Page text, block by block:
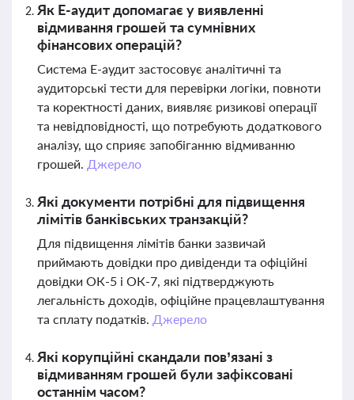
Як Е-аудит допомагає у виявленні
відмивання грошей та сумнівних
фінансових операцій?
Система Е-аудит застосовує аналітичні та
аудиторські тести для перевірки логіки, повноти
та коректності даних, виявляє ризикові операції
та невідповідності, що потребують додаткового
аналізу, що сприяє запобіганню відмиванню
грошей. Джерело
Які документи потрібні для підвищення
лімітів банківських транзакцій?
Для підвищення лімітів банки зазвичай
приймають довідки про дивіденди та офіційні
довідки ОК-5 і ОК-7, які підтверджують
легальність доходів, офіційне працевлаштування
та сплату податків. Джерело
Які корупційні скандали пов’язані з
відмиванням грошей були зафіксовані
останнім часом?